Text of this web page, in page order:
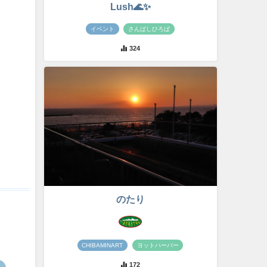
Lush🌊✨
イベント さんばしひろば
324
のたり
CHIBAMINART ヨットハーバー
172